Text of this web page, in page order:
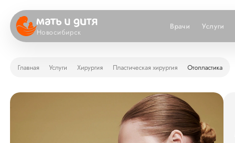
Новосибирск
Врачи Услуги
Главная Услуги Хирургия Пластическая хирургия Отопластика